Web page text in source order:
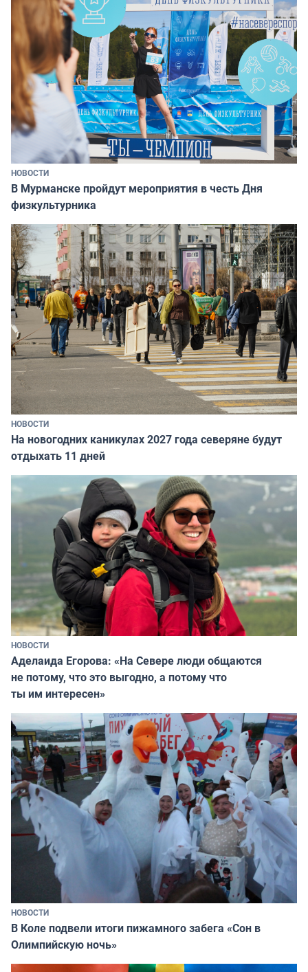
НОВОСТИ
В Мурманске пройдут мероприятия в честь Дня
физкультурника
НОВОСТИ
На новогодних каникулах 2027 года северяне будут
отдыхать 11 дней
НОВОСТИ
Аделаида Егорова: «На Севере люди общаются
не потому, что это выгодно, а потому что
ты им интересен»
НОВОСТИ
В Коле подвели итоги пижамного забега «Сон в
Олимпийскую ночь»